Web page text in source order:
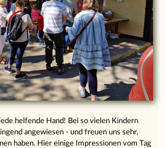
helfende Hand! Bei so vielen Kindern
angewiesen - und freuen uns sehr,
haben. Hier einige Impressionen vom Tag